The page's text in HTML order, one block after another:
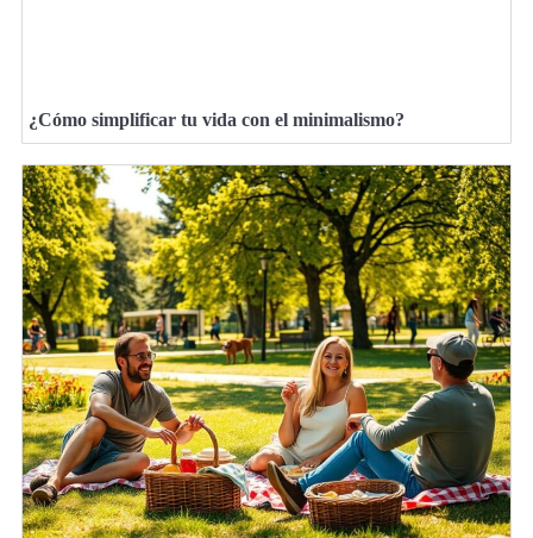
¿Cómo simplificar tu vida con el minimalismo?